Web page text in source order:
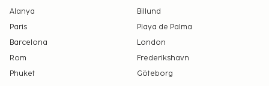
Alanya
Billund
Paris
Playa de Palma
Barcelona
London
Rom
Frederikshavn
Phuket
Göteborg